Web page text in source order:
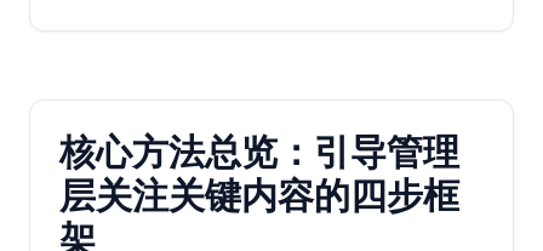
核心方法总览：引导管理
层关注关键内容的四步框
架